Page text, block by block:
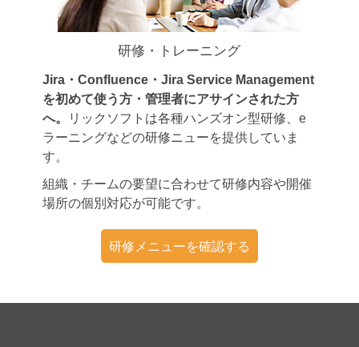
研修・トレーニング
Jira・Confluence・Jira Service Management
を初めて使う方・管理者にアサインされた方
へ。
リックソフトは各種ハンズオン型研修、e
ラーニングなどの研修ニューを提供していま
す。
組織・チームの要望に合わせて研修内容や開催
場所の個別対応が可能です。
研修メニューを確認する